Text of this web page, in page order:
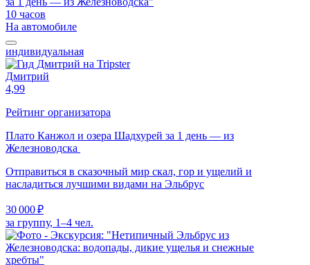
10 часов
На автомобиле
индивидуальная
Дмитрий
4,99
Рейтинг организатора
Плато Канжол и озера Шадхурей за 1 день — из
Железноводска
Отправиться в сказочный мир скал, гор и ущелий и
насладиться лучшими видами на Эльбрус
30 000 ₽
за группу, 1–4 чел.